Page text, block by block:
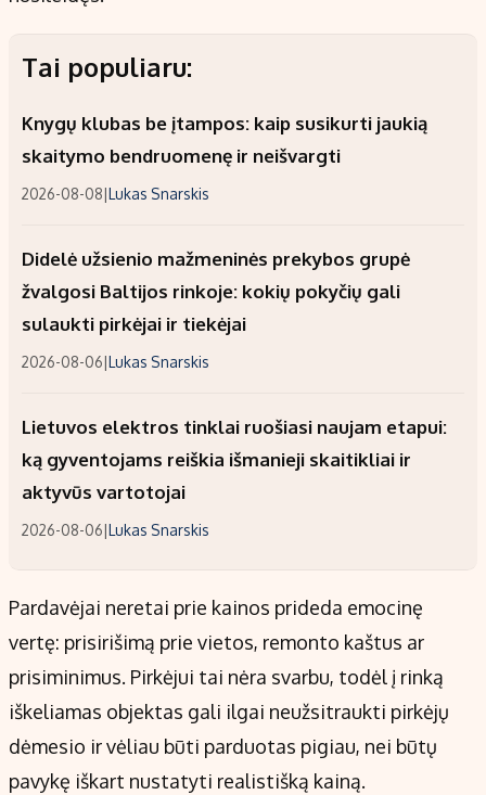
Tai populiaru:
Knygų klubas be įtampos: kaip susikurti jaukią
skaitymo bendruomenę ir neišvargti
2026-08-08 Lukas Snarskis
Didelė užsienio mažmeninės prekybos grupė
žvalgosi Baltijos rinkoje: kokių pokyčių gali
sulaukti pirkėjai ir tiekėjai
2026-08-06 Lukas Snarskis
Lietuvos elektros tinklai ruošiasi naujam etapui:
ką gyventojams reiškia išmanieji skaitikliai ir
aktyvūs vartotojai
2026-08-06 Lukas Snarskis
Pardavėjai neretai prie kainos prideda emocinę
vertę: prisirišimą prie vietos, remonto kaštus ar
prisiminimus. Pirkėjui tai nėra svarbu, todėl į rinką
iškeliamas objektas gali ilgai neužsitraukti pirkėjų
dėmesio ir vėliau būti parduotas pigiau, nei būtų
pavykę iškart nustatyti realistišką kainą.